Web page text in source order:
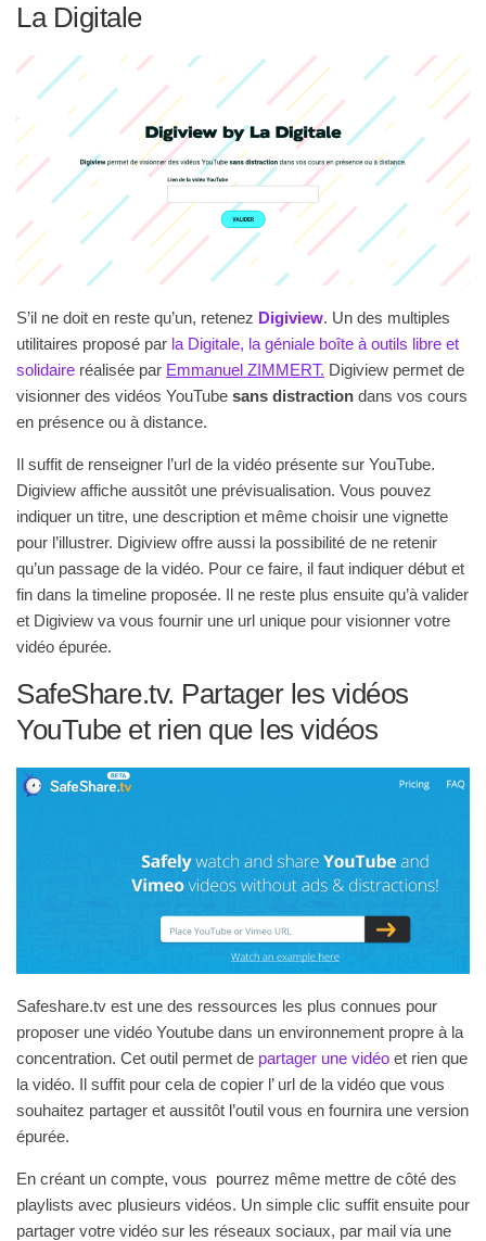
La Digitale
S’il ne doit en reste qu’un, retenez Digiview. Un des multiples
utilitaires proposé par la Digitale, la géniale boîte à outils libre et
solidaire réalisée par Emmanuel ZIMMERT. Digiview permet de
visionner des vidéos YouTube sans distraction dans vos cours
en présence ou à distance.
Il suffit de renseigner l’url de la vidéo présente sur YouTube.
Digiview affiche aussitôt une prévisualisation. Vous pouvez
indiquer un titre, une description et même choisir une vignette
pour l’illustrer. Digiview offre aussi la possibilité de ne retenir
qu’un passage de la vidéo. Pour ce faire, il faut indiquer début et
fin dans la timeline proposée. Il ne reste plus ensuite qu’à valider
et Digiview va vous fournir une url unique pour visionner votre
vidéo épurée.
SafeShare.tv. Partager les vidéos
YouTube et rien que les vidéos
Safeshare.tv est une des ressources les plus connues pour
proposer une vidéo Youtube dans un environnement propre à la
concentration. Cet outil permet de partager une vidéo et rien que
la vidéo. Il suffit pour cela de copier l’ url de la vidéo que vous
souhaitez partager et aussitôt l’outil vous en fournira une version
épurée.
En créant un compte, vous pourrez même mettre de côté des
playlists avec plusieurs vidéos. Un simple clic suffit ensuite pour
partager votre vidéo sur les réseaux sociaux, par mail via une